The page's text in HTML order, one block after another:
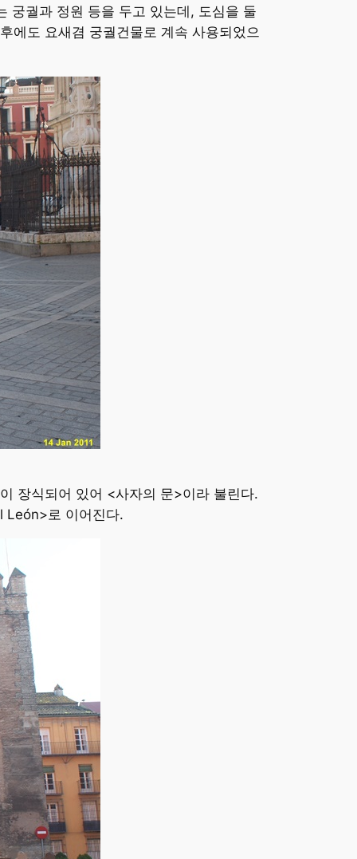
궁궐과 정원 등을 두고 있는데, 도심을 둘
에도 요새겸 궁궐건물로 계속 사용되었으
장식되어 있어 <사자의 문>이라 불린다.
León>로 이어진다.